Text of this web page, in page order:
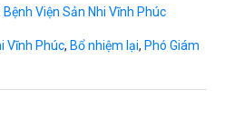
Bệnh Viện Sản Nhi Vĩnh Phúc
Vĩnh Phúc, Bổ nhiệm lại, Phó Giám